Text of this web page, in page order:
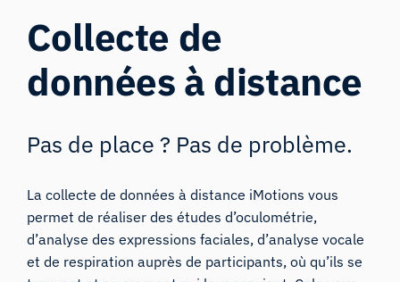
Collecte de
données à distance
Pas de place ? Pas de problème.
La collecte de données à distance iMotions vous
permet de réaliser des études d’oculométrie,
d’analyse des expressions faciales, d’analyse vocale
et de respiration auprès de participants, où qu’ils se